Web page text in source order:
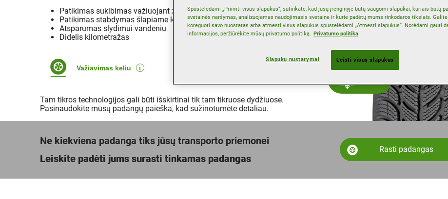
Patikimas sukibimas važiuojant žiemos keliais
Patikimas stabdymas šlapiame kelyje
Atsparumas slydimui vandeniu
Didelis kilometražas
Važiavimas keliu
Tam tikros technologijos gali būti išskirtinai tik tam tikruose dydžiuose.
Pasinaudokite mūsų padangų paieška, kad sužinotumėte detaliau.
Ne kiekviena padanga tiks jūsų transporto priemonei
Leiskite padėti jums surasti tinkamas padangas
Rasti padangas
Spustelėdami „Priimti visus slapukus“, sutinkate, kad jūsų įrenginyje būtų saugomi slapukai, kuriais būtų
svetainės naršymas, analizuojamas naudojimasis svetaine ir kurie padėtų mums rinkodaros tikslais.
koreguoti savo nuostatas arba atmesti visus slapukus spustelėdami „Atmesti slapukus“. Norėdami gauti
informacijos, peržiūrėkite mūsų privatumo politiką. Privatumo politika
Slapukų nustatymai Leisti visus slapukus